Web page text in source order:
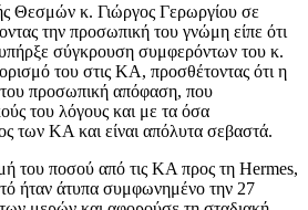
Θεσμών κ. Γιώργος Γερωργίου σε
την προσωπική του γνώμη είπε ότι
σύγκρουση συμφερόντων του κ.
του στις ΚΑ, προσθέτοντας ότι η
του προσωπική απόφαση, που
του λόγους και με τα όσα
των ΚΑ και είναι απόλυτα σεβαστά.
του ποσού από τις ΚΑ προς τη Hermes,
ήταν άτυπα συμφωνημένο την 27